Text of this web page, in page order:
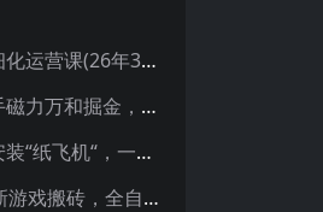
抖店精细化运营课(26年3月更新
最新快手磁力万和掘金，自动搬砖，轻松日入100-200，操作简单
帮别人安装“纸飞机“，一单赚10—30元不等：附：免费节点
25年最新游戏搬砖，全自动挂机，不需要玩游戏，单手机操作日入300+